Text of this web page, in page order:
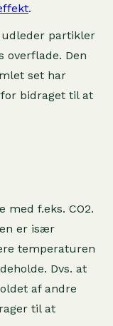
.
partikler
overflade. Den
set har
bidraget til at
med f.eks. CO2.
er især
temperaturen
Dvs. at
af andre
til at